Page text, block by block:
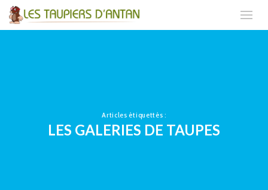
Articles étiquettés :
LES GALERIES DE TAUPES